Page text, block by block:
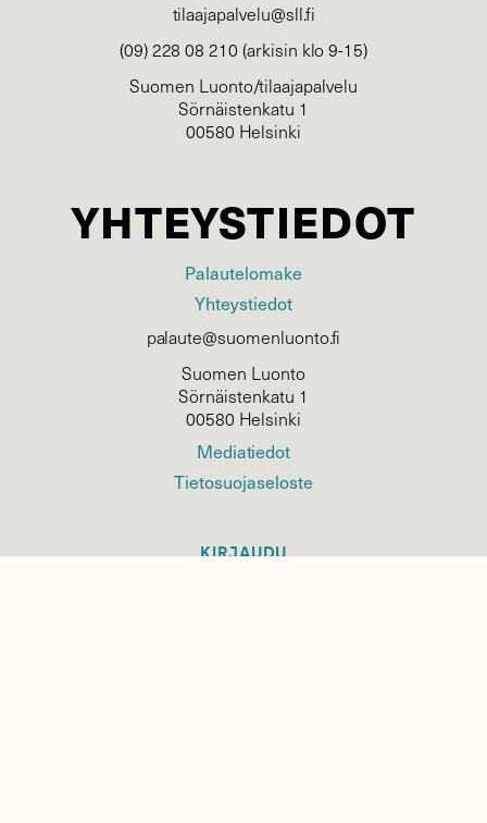
tilaajapalvelu@sll.fi
(09) 228 08 210 (arkisin klo 9-15)
Suomen Luonto/tilaajapalvelu
Sörnäistenkatu 1
00580 Helsinki
YHTEYSTIEDOT
Palautelomake
Yhteystiedot
palaute@suomenluonto.fi
Suomen Luonto
Sörnäistenkatu 1
00580 Helsinki
Mediatiedot
Tietosuojaseloste
KIRJAUDU